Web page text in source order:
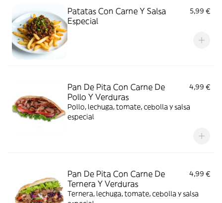
Patatas Con Carne Y Salsa
Especial
5,99 €
Pan De Pita Con Carne De
Pollo Y Verduras
4,99 €
Pollo, lechuga, tomate, cebolla y salsa
especial
Pan De Pita Con Carne De
Ternera Y Verduras
4,99 €
Ternera, lechuga, tomate, cebolla y salsa